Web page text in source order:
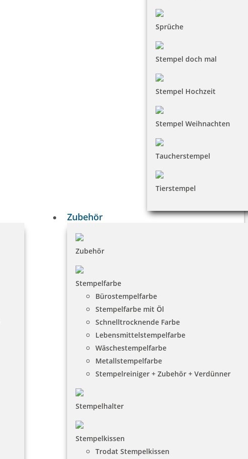
Sprüche
Stempel doch mal
Stempel Hochzeit
Stempel Weihnachten
Taucherstempel
Tierstempel
Zubehör
Zubehör
Stempelfarbe
Bürostempelfarbe
Stempelfarbe mit Öl
Schnelltrocknende Farbe
Lebensmittelstempelfarbe
Wäschestempelfarbe
Metallstempelfarbe
Stempelreiniger + Zubehör + Verdünner
Stempelhalter
Stempelkissen
Trodat Stempelkissen